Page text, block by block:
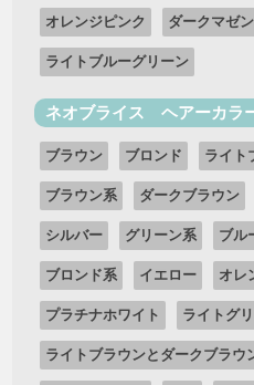
オレンジピンク ダークマゼ
ライトブルーグリーン
ネオブライス ヘアーカラ
ブラウン ブロンド ライト
ブラウン系 ダークブラウン
シルバー グリーン系 ブル
ブロンド系 イエロー オレ
プラチナホワイト ライトグ
ライトブラウンとダークブラウ